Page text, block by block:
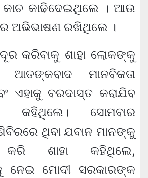
କାଢିଦେଇଥିଲେ । ଆଉ
ଅଭିଭାଷଣ ରଖିଥିଲେ ।
କରିବାକୁ ଶାହା ଲୋକଙ୍କୁ
ମାନବିକତା
ଏହାକୁ ବରଦାସ୍ତ କରାଯିବ
କହିଥିଲେ। ସୋମବାର
ଥିବା ଯବାନ ମାନଙ୍କୁ
ଶାହା କହିଥିଲେ,
ନେଇ ମୋଦୀ ସରକାରଙ୍କ